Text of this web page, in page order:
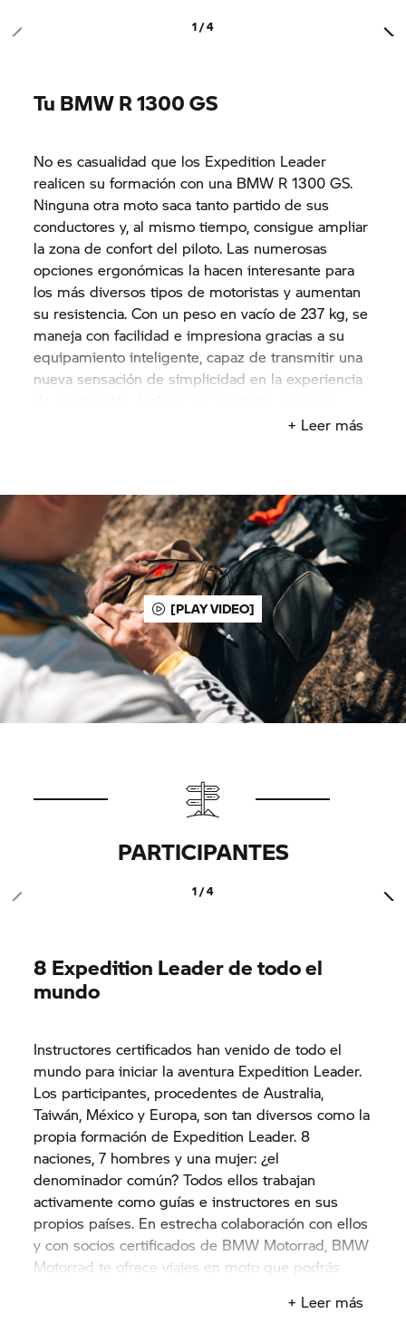
1 / 4
Tu BMW R 1300 GS
No es casualidad que los Expedition Leader
realicen su formación con una BMW R 1300 GS.
Ninguna otra moto saca tanto partido de sus
conductores y, al mismo tiempo, consigue ampliar
la zona de confort del piloto. Las numerosas
opciones ergonómicas la hacen interesante para
los más diversos tipos de motoristas y aumentan
su resistencia. Con un peso en vacío de 237 kg, se
maneja con facilidad e impresiona gracias a su
equipamiento inteligente, capaz de transmitir una
nueva sensación de simplicidad en la experiencia
tendrás un control insuperable, ya sea en rectas,
+ Leer más
[PLAY VIDEO]
PARTICIPANTES
1 / 4
8 Expedition Leader de todo el
mundo
Instructores certificados han venido de todo el
mundo para iniciar la aventura Expedition Leader.
Los participantes, procedentes de Australia,
Taiwán, México y Europa, son tan diversos como la
propia formación de Expedition Leader. 8
naciones, 7 hombres y una mujer: ¿el
denominador común? Todos ellos trabajan
activamente como guías e instructores en sus
propios países. En estrecha colaboración con ellos
y con socios certificados de BMW Motorrad, BMW
Motorrad te ofrece viajes en moto que podrás
+ Leer más